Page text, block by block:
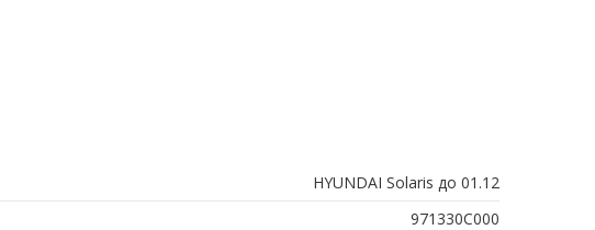
HYUNDAI Solaris до 01.12
971330С000